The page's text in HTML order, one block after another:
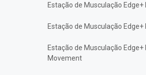
Estação de Musculação
Estação de Musculação
Estação de Musculação Edge+
Movement